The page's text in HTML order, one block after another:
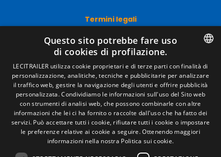
Termini legali
Avviso legale
Politiche sulla privacy
Politica sui cookie
Condizioni generali di vendita
Gestire i cookie
Contatto
Camino de los Huertos, S/N. Apdo 100 .
50620 - Casetas (Zaragoza) Spagna
SPANISH
ENGLISH
ITALIAN
PORTUGUESE
Questo sito potrebbe fare uso
di cookies di profilazione.
LECITRAILER utilizza cookie proprietari e di terze parti con finalità di
personalizzazione, analitiche, tecniche e pubblicitarie per analizzare
il traffico web, gestire la navigazione degli utenti e offrire pubblicità
personalizzata. Condividiamo le informazioni sull'uso del Sito web
con strumenti di analisi web, che possono combinarle con altre
informazioni che lei ci ha fornito o raccolte dall'uso che ha fatto dei
servizi. Può accettare tutti i cookie, rifiutare tutti i cookie o impostare
le preferenze relative ai cookie a seguire. Ottenendo maggiori
informazioni nella nostra Politica sui cookie.